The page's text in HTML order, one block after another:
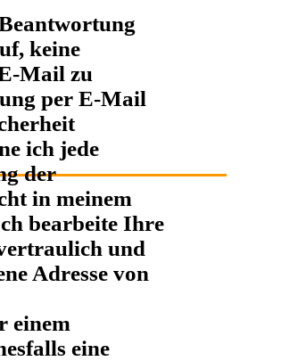
keine
Mail zu
per E-Mail
ich jede
der
in meinem
bearbeite Ihre
und
Adresse von
einem
eine